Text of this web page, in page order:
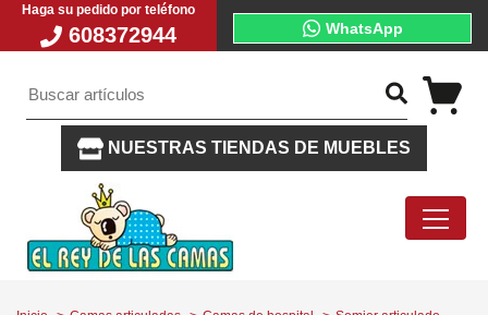
Haga su pedido por teléfono
608372944 WhatsApp
NUESTRAS TIENDAS DE MUEBLES